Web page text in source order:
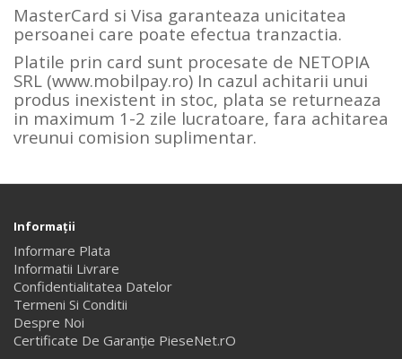
MasterCard si Visa garanteaza unicitatea
persoanei care poate efectua tranzactia.
Platile prin card sunt procesate de NETOPIA
SRL (www.mobilpay.ro) In cazul achitarii unui
produs inexistent in stoc, plata se returneaza
in maximum 1-2 zile lucratoare, fara achitarea
vreunui comision suplimentar.
Informaţii
Informare Plata
Informatii Livrare
Confidentialitatea Datelor
Termeni Si Conditii
Despre Noi
Certificate De Garanție PieseNet.rO